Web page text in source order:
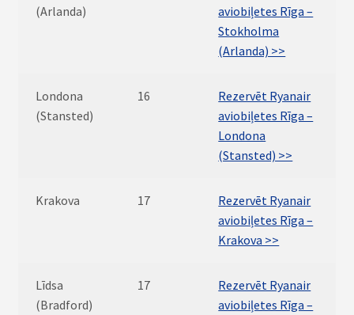
(Arlanda)
aviobiļetes Rīga –
Stokholma
(Arlanda) >>
Londona
(Stansted)
16
Rezervēt Ryanair
aviobiļetes Rīga –
Londona
(Stansted) >>
Krakova 17
Rezervēt Ryanair
aviobiļetes Rīga –
Krakova >>
Līdsa
(Bradford)
17
Rezervēt Ryanair
aviobiļetes Rīga –